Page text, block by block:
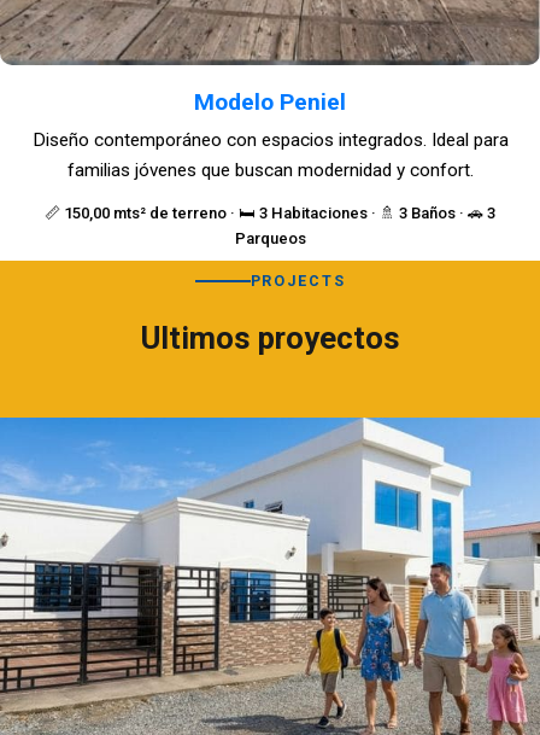
Modelo Peniel
📏 150,00 mts² de terreno · 🛏️ 3 Habitaciones · 🚿 3 Baños · 🚗 3
Parqueos
Diseño contemporáneo con espacios integrados. Ideal para
familias jóvenes que buscan modernidad y confort.
PROJECTS
Ultimos proyectos